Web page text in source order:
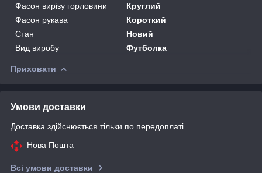
Фасон вирізу горловини
Круглий
Фасон рукава
Короткий
Стан
Новий
Вид виробу
Футболка
Приховати
Умови доставки
Доставка здійснюється тільки по передоплаті.
Нова Пошта
Всі умови доставки